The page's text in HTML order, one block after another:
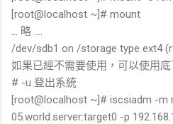
[root@localhost ~]# mount
... 略 ....
/dev/sdb1 on /storage type ext4
如果已經不需要使用，可以使用
# -u 登出系統
[root@localhost ~]# iscsiadm -m
05.world.server:target0 -p